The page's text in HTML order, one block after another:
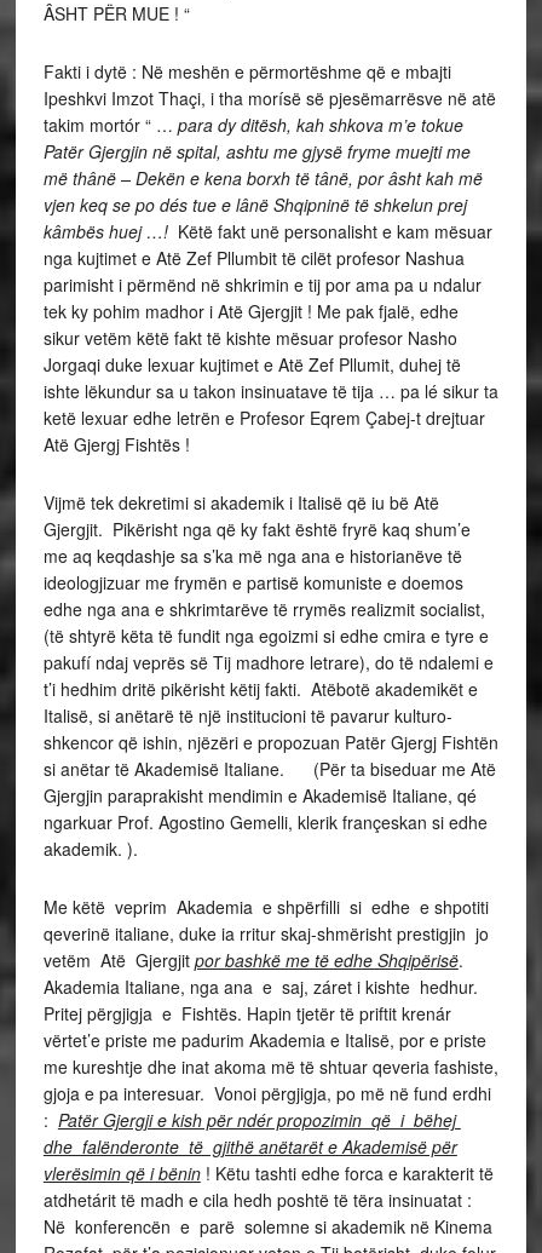
ÂSHT PËR MUE ! “
Fakti i dytë : Në meshën e përmortëshme që e mbajti
Ipeshkvi Imzot Thaçi, i tha morísë së pjesëmarrësve në atë
takim mortór “ … para dy ditësh, kah shkova m’e tokue
Patër Gjergjin në spital, ashtu me gjysë fryme muejti me
më thânë – Dekën e kena borxh të tânë, por âsht kah më
vjen keq se po dés tue e lânë Shqipninë të shkelun prej
kâmbës huej …! Këtë fakt unë personalisht e kam mësuar
nga kujtimet e Atë Zef Pllumbit të cilët profesor Nashua
parimisht i përmënd në shkrimin e tij por ama pa u ndalur
tek ky pohim madhor i Atë Gjergjit ! Me pak fjalë, edhe
sikur vetëm këtë fakt të kishte mësuar profesor Nasho
Jorgaqi duke lexuar kujtimet e Atë Zef Pllumit, duhej të
ishte lëkundur sa u takon insinuatave të tija … pa lé sikur ta
ketë lexuar edhe letrën e Profesor Eqrem Çabej-t drejtuar
Atë Gjergj Fishtës !
Vijmë tek dekretimi si akademik i Italisë që iu bë Atë
Gjergjit. Pikërisht nga që ky fakt është fryrë kaq shum’e
me aq keqdashje sa s’ka më nga ana e historianëve të
ideologjizuar me frymën e partisë komuniste e doemos
edhe nga ana e shkrimtarëve të rrymës realizmit socialist,
(të shtyrë këta të fundit nga egoizmi si edhe cmira e tyre e
pakufí ndaj veprës së Tij madhore letrare), do të ndalemi e
t’i hedhim dritë pikërisht këtij fakti. Atëbotë akademikët e
Italisë, si anëtarë të një institucioni të pavarur kulturo-
shkencor që ishin, njëzëri e propozuan Patër Gjergj Fishtën
si anëtar të Akademisë Italiane. (Për ta biseduar me Atë
Gjergjin paraprakisht mendimin e Akademisë Italiane, qé
ngarkuar Prof. Agostino Gemelli, klerik françeskan si edhe
akademik. ).
Me këtë veprim Akademia e shpërfilli si edhe e shpotiti
qeverinë italiane, duke ia rritur skaj-shmërisht prestigjin jo
vetëm Atë Gjergjit por bashkë me të edhe Shqipërisë.
Akademia Italiane, nga ana e saj, záret i kishte hedhur.
Pritej përgjigja e Fishtës. Hapin tjetër të priftit krenár
vërtet’e priste me padurim Akademia e Italisë, por e priste
me kureshtje dhe inat akoma më të shtuar qeveria fashiste,
gjoja e pa interesuar. Vonoi përgjigja, po më në fund erdhi
: Patër Gjergji e kish për ndér propozimin që i bëhej
dhe falënderonte të gjithë anëtarët e Akademisë për
vlerësimin që i bënin! Këtu tashti edhe forca e karakterit të
atdhetárit të madh e cila hedh poshtë të tëra insinuatat :
Në konferencën e parë solemne si akademik në Kinema